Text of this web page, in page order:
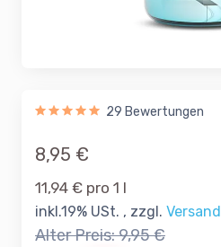
29 Bewertungen
8,95 €
11,94 € pro 1 l
inkl.19% USt. , zzgl. Versand
Alter Preis:9,95 €